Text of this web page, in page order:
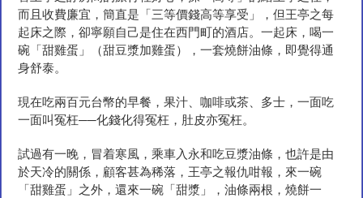
而且收費廉宜，簡直是「三等價錢高等享受」，但王亭之每
起床之際，卻寧願自己是住在西門町的酒店。一起床，喝一
碗「甜雞蛋」（甜豆漿加雞蛋），一套燒餅油條，即覺得通
身舒泰。
現在吃兩百元台幣的早餐，果汁、咖啡或茶、多士，一面吃
一面叫冤枉──化錢化得冤枉，肚皮亦冤枉。
試過有一晚，冒着寒風，乘車入永和吃豆漿油條，也許是由
於天冷的關係，顧客甚為稀落，王亭之報仇咁報，來一碗
「甜雞蛋」之外，還來一碗「甜漿」，油條兩根，燒餅一